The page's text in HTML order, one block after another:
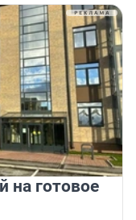
на готовое